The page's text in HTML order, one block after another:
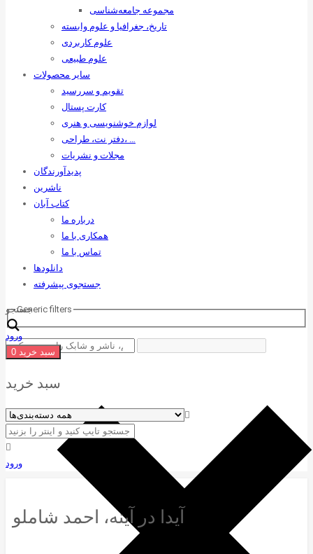
مجموعه جامعه‌شناسی
تاریخ، جغرافیا و علوم وابسته
علوم کاربردی
علوم طبیعی
سایر محصولات
تقویم و سررسید
کارت پستال
لوازم خوشنویسی و هنری
دفتر نت، طراحی، …
مجلات و نشریات
پدیدآورندگان
ناشرین
کتاب آبان
درباره ما
همکاری با ما
تماس با ما
دانلودها
جستجوی پیشرفته
جستجو
Generic filters
ورود
سبد خرید 0
سبد خرید
ورود
آیدا در آینه، احمد شاملو